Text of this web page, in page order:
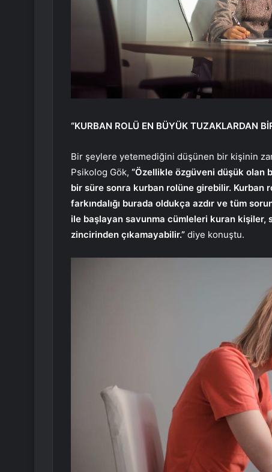
“KURBAN ROLÜ EN BÜYÜK TUZAKLARDAN
Bir şeylere yetemediğini düşünen bir kişinin
Psikolog Gök, “Özellikle özgüveni düşük olan
bir süre sonra kurban rolüne girebilir.
farkındalığı burada oldukça azdır ve tüm
ile başlayan savunma cümleleri kuran kişiler,
zincirinden çıkamayabilir.” diye konuştu.